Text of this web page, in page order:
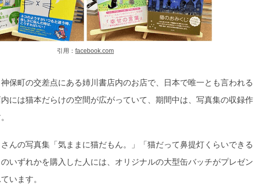
引用： facebook.com
神保町の交差点にある姉川書店内のお店で、日本で唯一とも言われる
には猫本だらけの空間が広がっていて、期間中は、写真集の収録作
んの写真集「気ままに猫だもん。」「猫だって鼻提灯くらいできる
いずれかを購入した人には、オリジナルの大型缶バッチがプレゼン
います。